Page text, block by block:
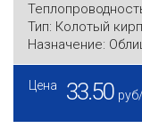
Тип: Колотый
Назначение:
Цена 33.50